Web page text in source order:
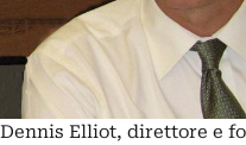
Dennis Elliot, direttore e